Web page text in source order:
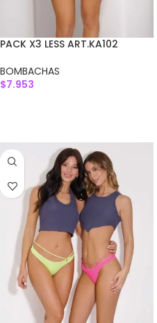
PACK X3 LESS ART.KA102
BOMBACHAS
$7.953